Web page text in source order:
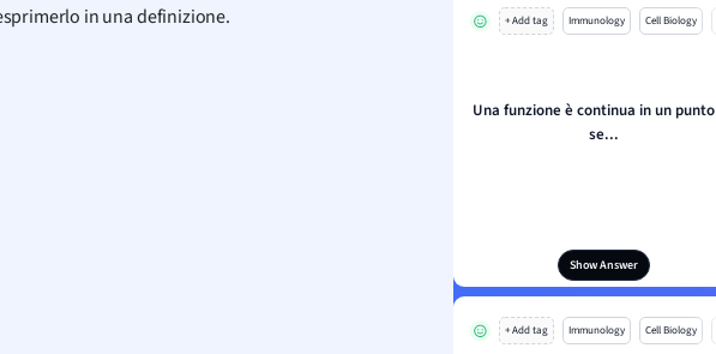
in una definizione.
+ Add tag Immunology Cell Biology
Una funzione è continua in un punto
se...
Show Answer
+ Add tag Immunology Cell Biology